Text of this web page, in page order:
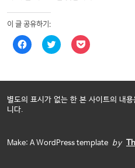
이 글 공유하기:
페
이
공
하
려
세
트
위
유
기
(
열
포
켓
하
면
클
(
새
별도의 표시가 없는 한 본 사이트의 내용
니다.
Make: A WordPress template by